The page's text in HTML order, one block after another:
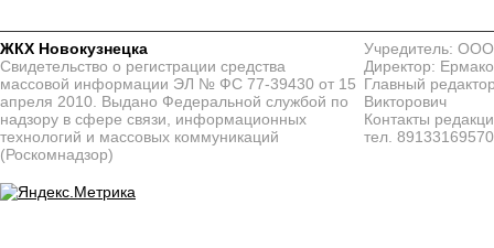
ЖКХ Новокузнецка
Свидетельство о регистрации средства
массовой информации ЭЛ № ФС 77-39430 от 15
апреля 2010. Выдано Федеральной службой по
надзору в сфере связи, информационных
технологий и массовых коммуникаций
(Роскомнадзор)
Учредитель:
Директор:
Главный
Викторович
Контакты
тел. 89133169570